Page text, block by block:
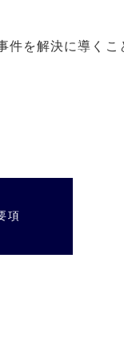
件を解決に導くこ
項